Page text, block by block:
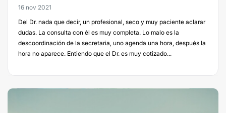
16 nov 2021
Del Dr. nada que decir, un profesional, seco y muy paciente aclarar
dudas. La consulta con él es muy completa. Lo malo es la
descoordinación de la secretaria, uno agenda una hora, después la
hora no aparece. Entiendo que el Dr. es muy cotizado...